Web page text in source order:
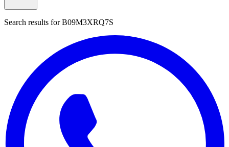
Search results forB09M3XRQ7S